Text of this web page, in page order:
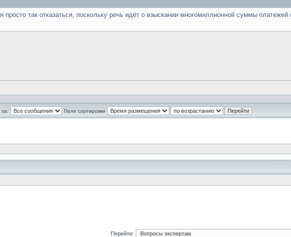
просто так отказаться, поскольку речь идёт о взыскании многомиллионной суммы
за:
Поле сортировки
Перейти: